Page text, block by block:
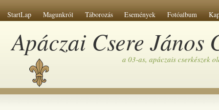
StartLap Magunkról Táborozás Események Fotóalbum
Apáczai Csere János
a 03-as, apáczais cserkészek